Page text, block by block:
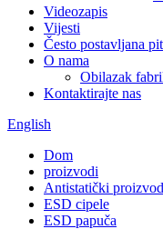
Videozapis
Vijesti
Često postavljana
O nama
Obilazak
Kontaktirajte nas
English
Dom
proizvodi
Antistatički
ESD cipele
ESD papuča